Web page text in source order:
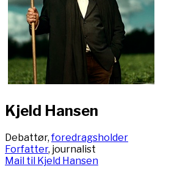
Kjeld Hansen
Debattør,foredragsholder
Forfatter, journalist
Mail til Kjeld Hansen